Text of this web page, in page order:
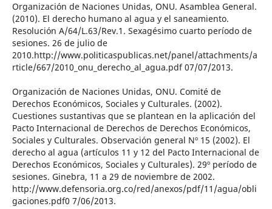
Organización de Naciones Unidas, ONU. Asamblea General.
(2010). El derecho humano al agua y el saneamiento.
Resolución A/64/L.63/Rev.1. Sexagésimo cuarto período de
sesiones. 26 de julio de
2010.http://www.politicaspublicas.net/panel/attachments/a
rticle/667/2010_onu_derecho_al_agua.pdf 07/07/2013.
Organización de Naciones Unidas, ONU. Comité de
Derechos Económicos, Sociales y Culturales. (2002).
Cuestiones sustantivas que se plantean en la aplicación del
Pacto Internacional de Derechos de Derechos Económicos,
Sociales y Culturales. Observación general Nº 15 (2002). El
derecho al agua (artículos 11 y 12 del Pacto Internacional de
Derechos Económicos, Sociales y Culturales). 29º período de
sesiones. Ginebra, 11 a 29 de noviembre de 2002.
http://www.defensoria.org.co/red/anexos/pdf/11/agua/obli
gaciones.pdf0 7/06/2013.